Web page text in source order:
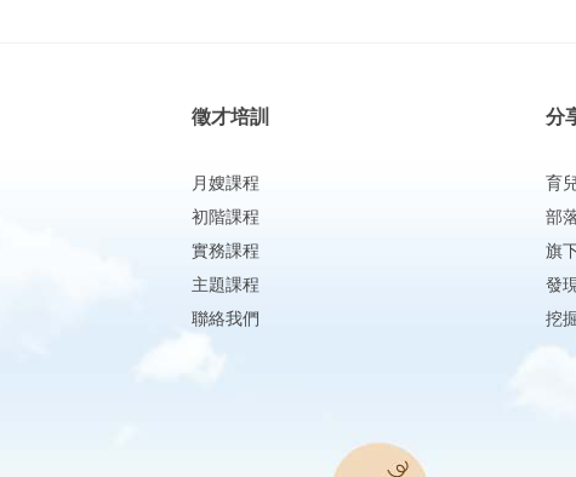
徵才培訓
月嫂課程
初階課程
實務課程
主題課程
聯絡我們
分
育
部
旗
發
挖